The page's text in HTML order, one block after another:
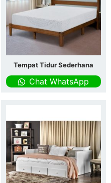
Tempat Tidur Sederhana
Chat WhatsApp